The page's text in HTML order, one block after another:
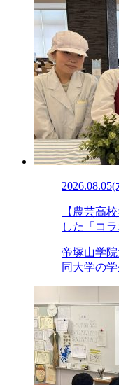
2026.08.05(
【農芸高
した「コ
帝塚山学
同大学の